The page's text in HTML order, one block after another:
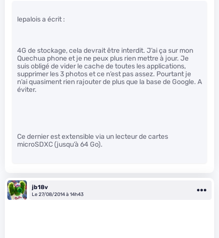
lepalois a écrit :
4G de stockage, cela devrait être interdit. J’ai ça sur mon
Quechua phone et je ne peux plus rien mettre à jour. Je
suis obligé de vider le cache de toutes les applications,
supprimer les 3 photos et ce n’est pas assez. Pourtant je
n’ai quasiment rien rajouter de plus que la base de Google. A
éviter.
Ce dernier est extensible via un lecteur de cartes
microSDXC (jusqu’à 64 Go).
jb18v
Le 27/08/2014 à 14h43